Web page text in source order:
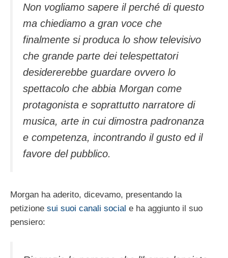
Non vogliamo sapere il perché di questo
ma chiediamo a gran voce che
finalmente si produca lo show televisivo
che grande parte dei telespettatori
desidererebbe guardare ovvero lo
spettacolo che abbia Morgan come
protagonista e soprattutto narratore di
musica, arte in cui dimostra padronanza
e competenza, incontrando il gusto ed il
favore del pubblico.
Morgan ha aderito, dicevamo, presentando la
petizione sui suoi canali social e ha aggiunto il suo
pensiero: